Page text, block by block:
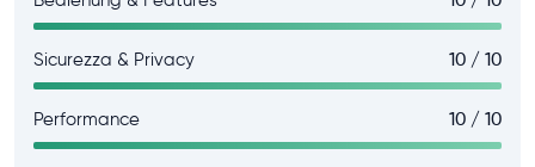
Sicurezza & Privacy 10 / 10
Performance 10 / 10